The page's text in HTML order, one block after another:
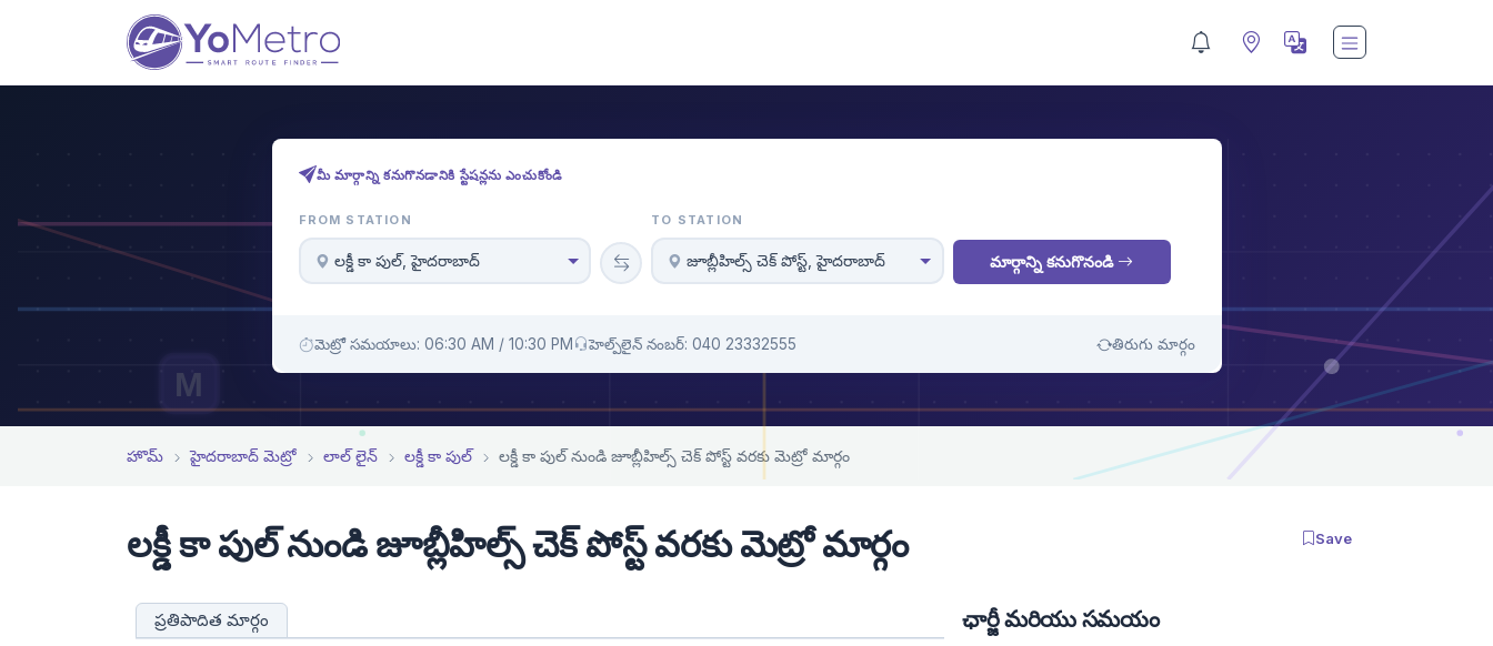
M
M
మీ మార్గాన్ని కనుగొనడానికి స్టేషన్లను ఎంచుకోండి
FROM STATION
లక్డీ కా పుల్, హైదరాబాద్
TO STATION
జూబ్లీహిల్స్ చెక్ పోస్ట్, హైదరాబాద్ మార్గాన్ని కనుగొనండి
మెట్రో సమయాలు: 06:30 AM / 10:30 PM హెల్ప్‌లైన్ నంబర్: 040 23332555 తిరుగు మార్గం
హొమ్ హైదరాబాద్ మెట్రో లాల్ లైన్ లక్డీ కా పుల్ లక్డీ కా పుల్ నుండి జూబ్లీహిల్స్ చెక్ పోస్ట్ వరకు మెట్రో మార్గం
లక్డీ కా పుల్ నుండి జూబ్లీహిల్స్ చెక్ పోస్ట్ వరకు మెట్రో మార్గం Save
ఛార్జీ మరియు సమయం
ప్రతిపాదిత మార్గం